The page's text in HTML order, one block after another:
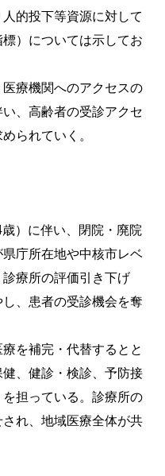
的投下等資源に対して
）については示してお
療機関へのアクセスの
、高齢者の受診アクセ
られていく。
）に伴い、閉院・廃院
庁所在地や中核市レベ
療所の評価引き下げ
、患者の受診機会を奪
を補完・代替するとと
、健診・検診、予防接
担っている。診療所の
れ、地域医療全体が共